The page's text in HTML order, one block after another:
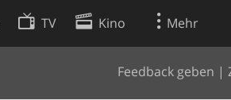
TV Kino Mehr
Feedback geben |